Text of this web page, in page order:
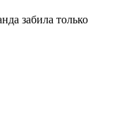
забила только